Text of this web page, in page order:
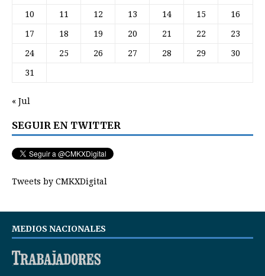
10 11 12 13 14 15 16
17 18 19 20 21 22 23
24 25 26 27 28 29 30
31
« Jul
SEGUIR EN TWITTER
Tweets by CMKXDigital
MEDIOS NACIONALES